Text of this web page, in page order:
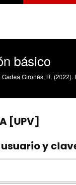
(2022). HLS diseño y